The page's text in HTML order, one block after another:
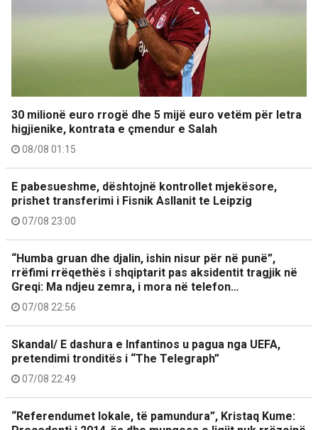
30 milionë euro rrogë dhe 5 mijë euro vetëm për letra
higjienike, kontrata e çmendur e Salah
08/08 01:15
E pabesueshme, dështojnë kontrollet mjekësore,
prishet transferimi i Fisnik Asllanit te Leipzig
07/08 23:00
“Humba gruan dhe djalin, ishin nisur për në punë”,
rrëfimi rrëqethës i shqiptarit pas aksidentit tragjik në
Greqi: Ma ndjeu zemra, i mora në telefon…
07/08 22:56
Skandal/ E dashura e Infantinos u pagua nga UEFA,
pretendimi tronditës i “The Telegraph”
07/08 22:49
“Referendumet lokale, të pamundura”, Kristaq Kume: